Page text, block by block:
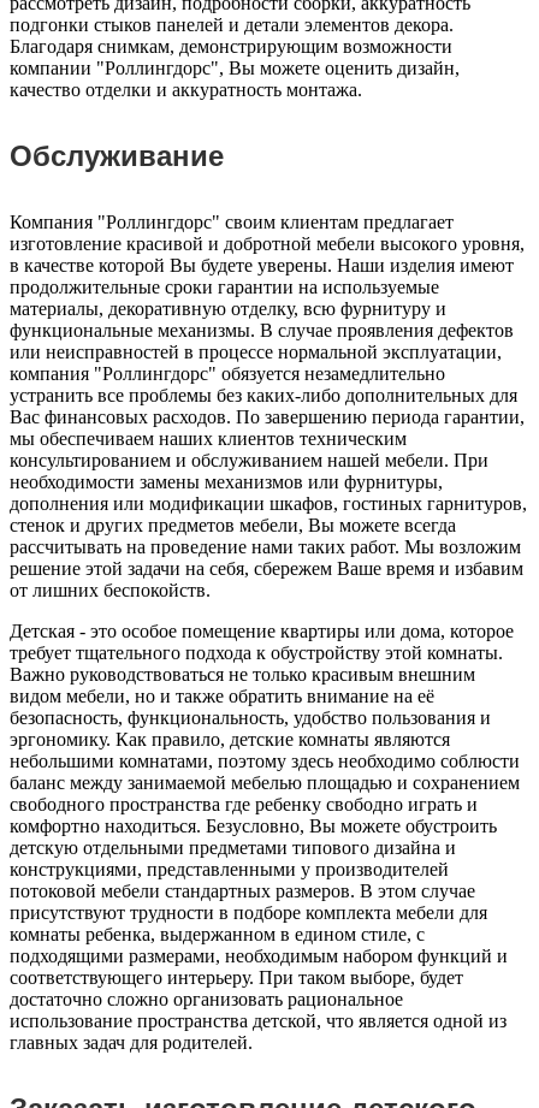
подгонки стыков панелей и детали элементов декора.
Благодаря снимкам, демонстрирующим возможности
компании "Роллингдорс", Вы можете оценить дизайн,
качество отделки и аккуратность монтажа.
Обслуживание
Компания "Роллингдорс" своим клиентам предлагает
изготовление красивой и добротной мебели высокого уровня,
в качестве которой Вы будете уверены. Наши изделия имеют
продолжительные сроки гарантии на используемые
материалы, декоративную отделку, всю фурнитуру и
функциональные механизмы. В случае проявления дефектов
или неисправностей в процессе нормальной эксплуатации,
компания "Роллингдорс" обязуется незамедлительно
устранить все проблемы без каких-либо дополнительных для
Вас финансовых расходов. По завершению периода гарантии,
мы обеспечиваем наших клиентов техническим
консультированием и обслуживанием нашей мебели. При
необходимости замены механизмов или фурнитуры,
дополнения или модификации шкафов, гостиных гарнитуров,
стенок и других предметов мебели, Вы можете всегда
рассчитывать на проведение нами таких работ. Мы возложим
решение этой задачи на себя, сбережем Ваше время и избавим
от лишних беспокойств.
Детская - это особое помещение квартиры или дома, которое
требует тщательного подхода к обустройству этой комнаты.
Важно руководствоваться не только красивым внешним
видом мебели, но и также обратить внимание на её
безопасность, функциональность, удобство пользования и
эргономику. Как правило, детские комнаты являются
небольшими комнатами, поэтому здесь необходимо соблюсти
баланс между занимаемой мебелью площадью и сохранением
свободного пространства где ребенку свободно играть и
комфортно находиться. Безусловно, Вы можете обустроить
детскую отдельными предметами типового дизайна и
конструкциями, представленными у производителей
потоковой мебели стандартных размеров. В этом случае
присутствуют трудности в подборе комплекта мебели для
комнаты ребенка, выдержанном в едином стиле, с
подходящими размерами, необходимым набором функций и
соответствующего интерьеру. При таком выборе, будет
достаточно сложно организовать рациональное
использование пространства детской, что является одной из
главных задач для родителей.